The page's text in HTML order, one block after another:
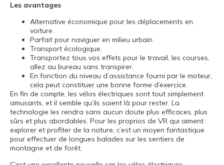
Les avantages
Alternative économique pour les déplacements en
voiture.
Parfait pour naviguer en milieu urbain.
Transport écologique.
Transportez tous vos effets pour le travail, les courses,
allez au bureau sans transpirer.
En fonction du niveau d’assistance fourni par le moteur,
cela peut constituer une bonne forme d’exercice.
En fin de compte, les vélos électriques sont tout simplement
amusants, et il semble qu’ils soient là pour rester. La
technologie les rendra sans aucun doute plus efficaces, plus
sûrs et plus abordables. Pour les proprios de VR qui aiment
explorer et profiter de la nature, c’est un moyen fantastique
pour effectuer de longues balades sur les sentiers de
montagne et de forêt.